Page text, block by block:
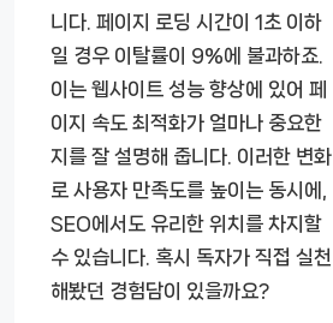
니다. 페이지 로딩 시간이 1초 이하
일 경우 이탈률이 9%에 불과하죠.
이는 웹사이트 성능 향상에 있어 페
이지 속도 최적화가 얼마나 중요한
지를 잘 설명해 줍니다. 이러한 변화
로 사용자 만족도를 높이는 동시에,
SEO에서도 유리한 위치를 차지할
수 있습니다. 혹시 독자가 직접 실천
해봤던 경험담이 있을까요?